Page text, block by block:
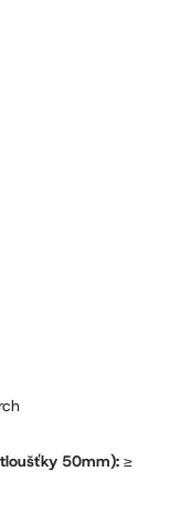
50mm): ≥